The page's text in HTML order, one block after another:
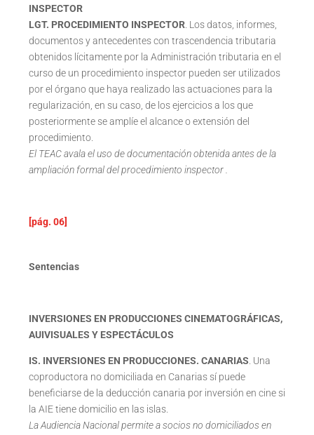
INSPECTOR
LGT. PROCEDIMIENTO INSPECTOR. Los datos, informes,
documentos y antecedentes con trascendencia tributaria
obtenidos lícitamente por la Administración tributaria en el
curso de un procedimiento inspector pueden ser utilizados
por el órgano que haya realizado las actuaciones para la
regularización, en su caso, de los ejercicios a los que
posteriormente se amplíe el alcance o extensión del
procedimiento.
El TEAC avala el uso de documentación obtenida antes de la
ampliación formal del procedimiento inspector .
[pág. 06]
Sentencias
INVERSIONES EN PRODUCCIONES CINEMATOGRÁFICAS,
AUIVISUALES Y ESPECTÁCULOS
IS. INVERSIONES EN PRODUCCIONES. CANARIAS . Una
coproductora no domiciliada en Canarias sí puede
beneficiarse de la deducción canaria por inversión en cine si
la AIE tiene domicilio en las islas.
La Audiencia Nacional permite a socios no domiciliados en